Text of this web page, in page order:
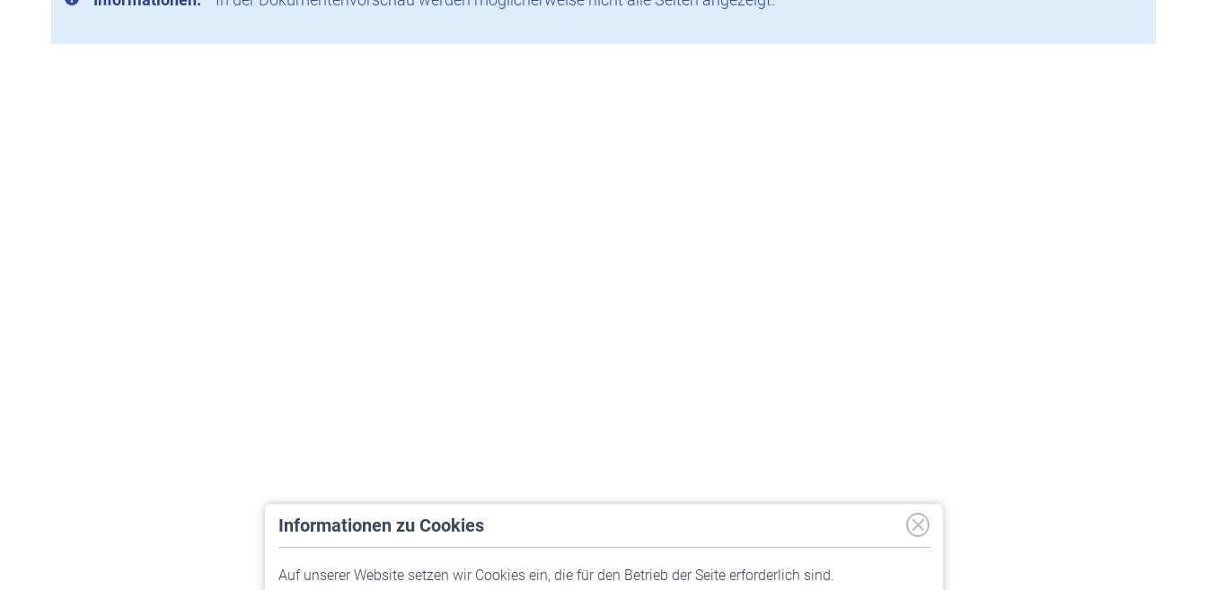
Informationen zu Cookies
Auf unserer Website setzen wir Cookies ein, die für den Betrieb der Seite erforderlich sind.